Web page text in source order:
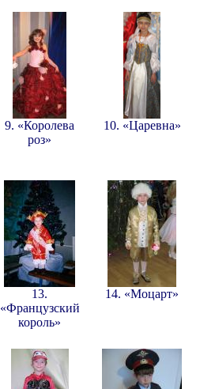
9. «Королева
роз»
10. «Царевна»
13.
«Французский
король»
14. «Моцарт»